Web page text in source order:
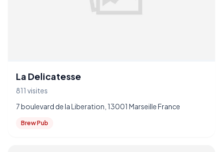
La Delicatesse
811 visites
7 boulevard de la Liberation, 13001 Marseille France
Brew Pub